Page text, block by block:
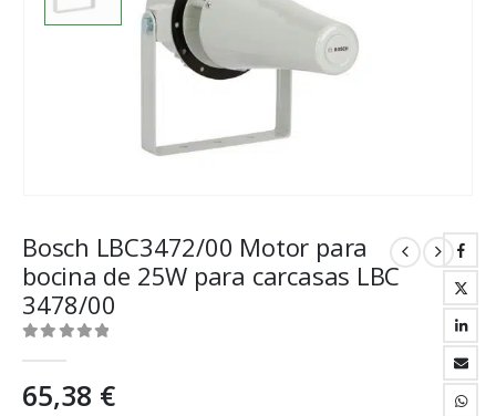
Bosch LBC3472/00 Motor para
bocina de 25W para carcasas LBC
3478/00
65,38 €